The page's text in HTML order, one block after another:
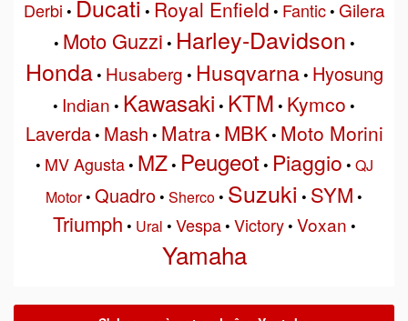
Derbi • Ducati • Royal Enfield • Fantic• Gilera
• Moto Guzzi • Harley-Davidson •
Honda• Husaberg • Husqvarna• Hyosung
• Indian • Kawasaki • KTM • Kymco •
Laverda• Mash • Matra• MBK• Moto Morini
• MV Agusta• MZ• Peugeot • Piaggio • QJ
Motor• Quadro• Sherco• Suzuki • SYM •
Triumph • Ural • Vespa• Victory• Voxan •
Yamaha